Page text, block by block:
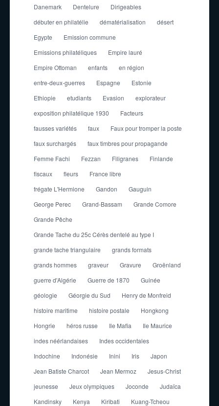
Danemark
Dentelure
Dirigeables
débuter en philatélie
dématérialisation
désert
Egypte
Emission commune
Emissions philatéliques
Empire lauré
Empire Ottoman
enfants
en région
entre-deux-guerres
Espagne
Estonie
Ethiopie
etudiants Evasion
explorateur
exposition philatélique 1930
Facteurs
fausses variétés
faux
Faux pour tromper la poste
faux surchargés
faux timbres pour propagande
Femme Fachi
Fezzan Filigranes
Finlande
fiscaux
fleurs
France libre
frégate L'Hermione
Gandon
Gauguin
George Perec
Grand-Bassam
Grande Comore
Grande Pêche
Grande Tache du 25c Cérès dentelé au type I
grande tache triangulaire
grands formats
grands hommes
graveur Gravure
Groënland
guerre d'Algérie
Guerre de 1870
Guinée
géologie
Géorgie du Sud
Henry de Monfreid
histoire maritime
histoire postale
Hongkong
Hongrie
héros russe Ile Mafia
Ile Maurice
indes néérlandaises
Indes occidentales
Indochine
Indonésie Inini Iris
Japon
Jean Batiste Charcot
Jean Mermoz
Jesus-Christ
jeunesse
Jeux olympiques Joconde
Judaïca
Kandinsky
Kenya Kiribati
Kuang-Tcheou